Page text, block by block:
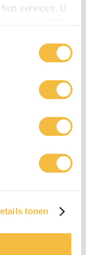
services. U
tonen